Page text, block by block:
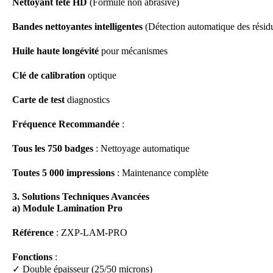
Bandes nettoyantes intelligentes (Détection automatique des
Huile haute longévité pour mécanismes
Clé de calibration optique
Carte de test diagnostics
Fréquence Recommandée :
Tous les 750 badges : Nettoyage automatique
Toutes 5 000 impressions : Maintenance complète
3. Solutions Techniques Avancées
a) Module Lamination Pro
Référence : ZXP-LAM-PRO
Fonctions :
✓ Double épaisseur (25/50 microns)